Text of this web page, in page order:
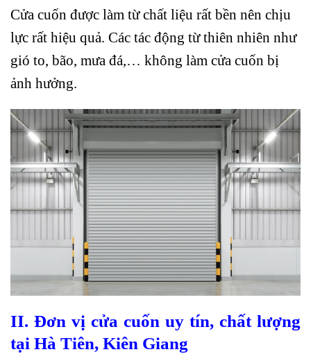
Cửa cuốn được làm từ chất liệu rất bền nên chịu
lực rất hiệu quả. Các tác động từ thiên nhiên như
gió to, bão, mưa đá,… không làm cửa cuốn bị
ảnh hưởng.
II. Đơn vị cửa cuốn uy tín, chất lượng
tại Hà Tiên, Kiên Giang